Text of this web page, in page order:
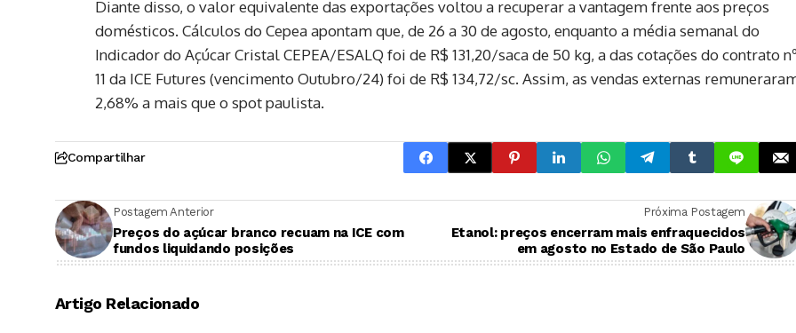
Diante disso, o valor equivalente das exportações voltou a recuperar a vantagem frente aos preços
domésticos. Cálculos do Cepea apontam que, de 26 a 30 de agosto, enquanto a média semanal do
Indicador do Açúcar Cristal CEPEA/ESALQ foi de R$ 131,20/saca de 50 kg, a das cotações do contrato nº
11 da ICE Futures (vencimento Outubro/24) foi de R$ 134,72/sc. Assim, as vendas externas
2,68% a mais que o spot paulista.
Compartilhar
Postagem Anterior
Preços do açúcar branco recuam na ICE com
fundos liquidando posições
Próxima Postagem
Etanol: preços encerram mais enfraquecidos
em agosto no Estado de São Paulo
Artigo Relacionado